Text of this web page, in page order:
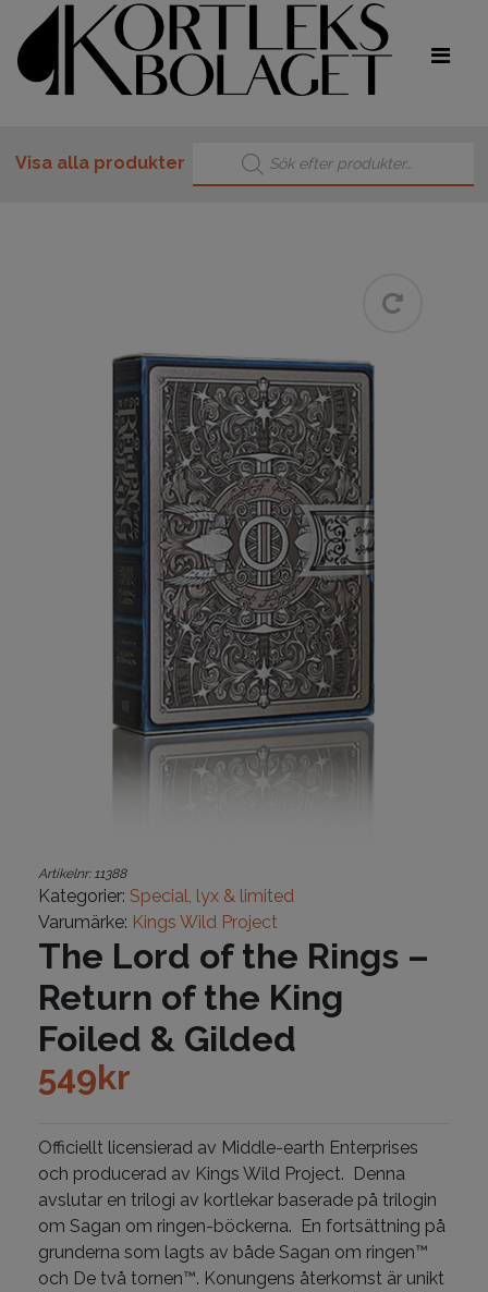
Visa alla produkter
Produktsökning
Artikelnr: 11388
Kategorier: Special, lyx & limited
Varumärke: Kings Wild Project
The Lord of the Rings –
Return of the King
Foiled & Gilded
549kr
Officiellt licensierad av Middle-earth Enterprises
och producerad av Kings Wild Project. Denna
avslutar en trilogi av kortlekar baserade på trilogin
om Sagan om ringen-böckerna. En fortsättning på
grunderna som lagts av både Sagan om ringen™
och De två tornen™. Konungens återkomst är unikt